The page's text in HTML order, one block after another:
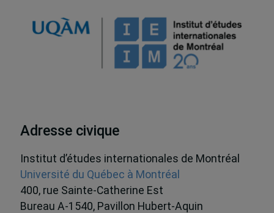
Adresse civique
Institut d’études internationales de Montréal
Université du Québec à Montréal
400, rue Sainte-Catherine Est
Bureau A-1540, Pavillon Hubert-Aquin